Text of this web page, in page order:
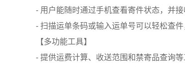
- 用户能随时通过手机查看寄件状态，并接
- 扫描运单条码或输入运单号可以轻松查
【多功能工具】
- 提供运费计算、收送范围和禁寄品查询